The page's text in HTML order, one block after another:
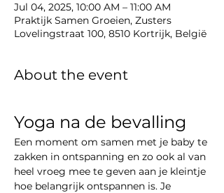
Jul 04, 2025, 10:00 AM – 11:00 AM
Praktijk Samen Groeien, Zusters
Lovelingstraat 100, 8510 Kortrijk, België
About the event
Yoga na de bevalling
Een moment om samen met je baby te
zakken in ontspanning en zo ook al van
heel vroeg mee te geven aan je kleintje
hoe belangrijk ontspannen is. Je